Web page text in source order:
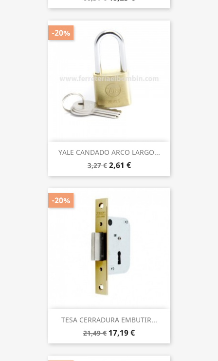
YALE CANDADO ARCO LARGO...
3,27 € 2,61 €
-20%
TESA CERRADURA EMBUTIR...
21,49 € 17,19 €
-20%